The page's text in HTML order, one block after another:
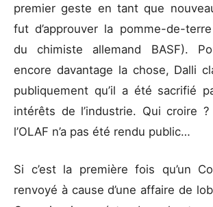
premier geste en tant que
fut d’approuver la pomme-de-
du chimiste allemand BASF).
encore davantage la chose, Dalli
publiquement qu’il a été sacrifié
intérêts de l’industrie. Qui croire
l’OLAF n’a pas été rendu public…
Si c’est la première fois qu’un
renvoyé à cause d’une affaire de